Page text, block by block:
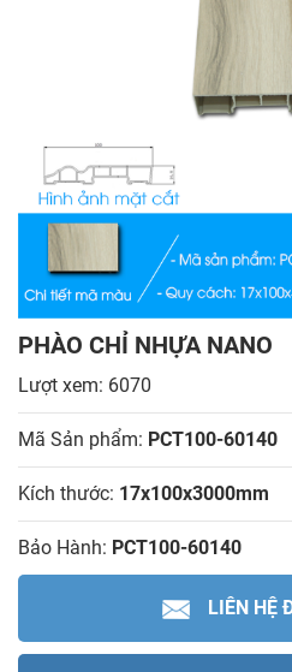
PHÀO CHỈ NHỰA NANO
Lượt xem: 6070
Mã Sản phẩm: PCT100-60140
Kích thước: 17x100x3000mm
Bảo Hành: PCT100-60140
LIÊN HỆ